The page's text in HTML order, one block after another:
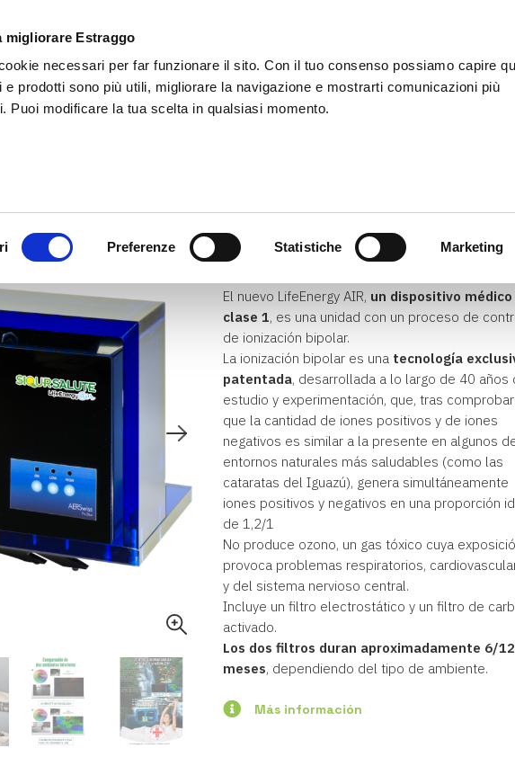
migliorare Estraggo
necessari per far funzionare il sito. Con il tuo consenso possiamo capire
e prodotti sono più utili, migliorare la navigazione e mostrarti comunicazioni più
Puoi modificare la tua scelta in qualsiasi momento.
Preferenze Statistiche Marketing
LifeEnergy Productos Accesorios Agencia
LifeEnergy AIR
El nuevo LifeEnergy AIR, un dispositivo médico
clase 1, es una unidad con un proceso de
de ionización bipolar.
La ionización bipolar es una tecnología
patentada, desarrollada a lo largo de 40 años
estudio y experimentación, que, tras comprobar
que la cantidad de iones positivos y de iones
negativos es similar a la presente en algunos
entornos naturales más saludables (como las
cataratas del Iguazú), genera simultáneamente
iones positivos y negativos en una proporción
de 1,2/1
No produce ozono, un gas tóxico cuya
provoca problemas respiratorios,
y del sistema nervioso central.
Incluye un filtro electrostático y un filtro de
activado.
Los dos filtros duran aproximadamente 6/12
meses, dependiendo del tipo de ambiente.
Más información